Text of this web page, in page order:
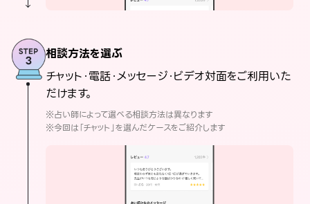
相談方法を選ぶ
チャット・電話・メッセージ・ビデオ対面をご利用いた
だけます。
※占い師によって選べる相談方法は異なります
※今回は「チャット」を選んだケースをご紹介します